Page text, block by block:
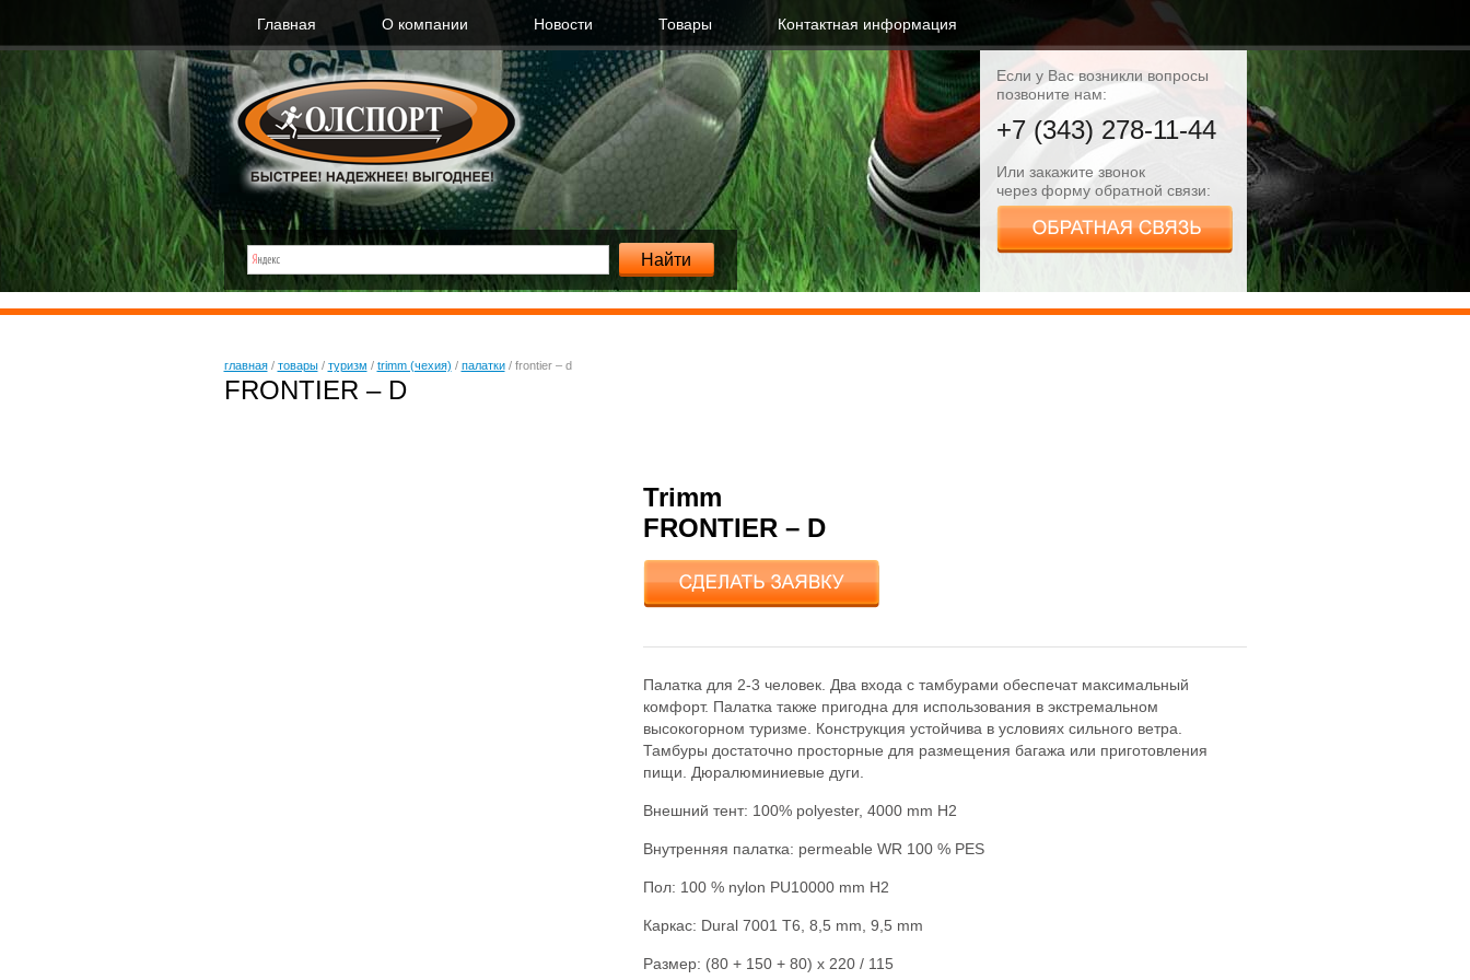
Главная О компании Новости Товары Контактная информация
Если у Вас возникли вопросы
позвоните нам:
+7 (343) 278-11-44
Или закажите звонок
через форму обратной связи:
главная/ товары/ туризм / trimm (чехия) / палатки/ frontier – d
FRONTIER – D
Trimm
FRONTIER – D
Палатка для 2-3 человек. Два входа с тамбурами обеспечат максимальный
комфорт. Палатка также пригодна для использования в экстремальном
высокогорном туризме. Конструкция устойчива в условиях сильного ветра.
Тамбуры достаточно просторные для размещения багажа или приготовления
пищи. Дюралюминиевые дуги.
Внешний тент: 100% polyester, 4000 mm H2
Внутренняя палатка: permeable WR 100 % PES
Пол: 100 % nylon PU10000 mm H2
Каркас: Dural 7001 T6, 8,5 mm, 9,5 mm
Размер: (80 + 150 + 80) x 220 / 115